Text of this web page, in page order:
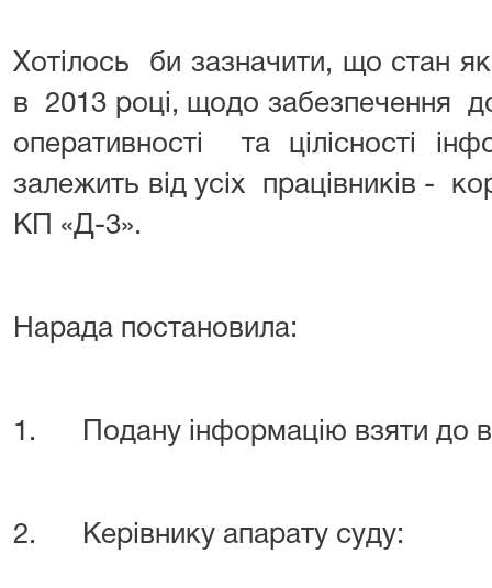
Хотілось би зазначити, що стан
в 2013 році, щодо забезпечення
оперативності та цілісності
залежить від усіх працівників -
КП «Д-3».
Нарада постановила:
1. Подану інформацію взяти до
2. Керівнику апарату суду: